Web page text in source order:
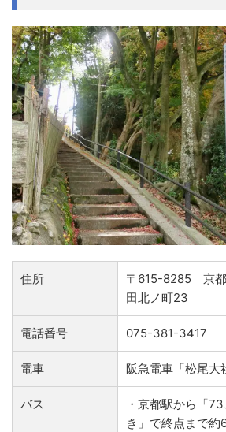
住所
〒615-8285 京都
田北ノ町23
電話番号 075-381-3417
電車 阪急電車「松尾大
バス
・京都駅から「
き」で終点まで約